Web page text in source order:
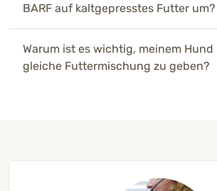
BARF auf kaltgepresstes Futter um?
Warum ist es wichtig, meinem Hund
gleiche Futtermischung zu geben?